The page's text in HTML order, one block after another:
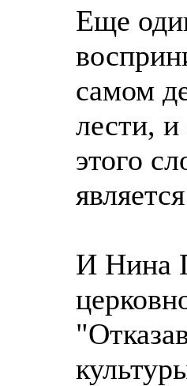
Еще
самом
лести,
этого
И Нина